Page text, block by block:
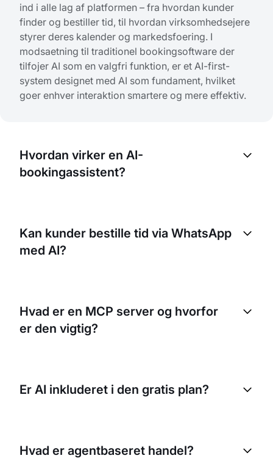
ind i alle lag af platformen – fra hvordan kunder
finder og bestiller tid, til hvordan virksomhedsejere
styrer deres kalender og markedsfoering. I
modsaetning til traditionel bookingsoftware der
tilfojer AI som en valgfri funktion, er et AI-first-
system designet med AI som fundament, hvilket
goer enhver interaktion smartere og mere effektiv.
Hvordan virker en AI-
bookingassistent?
Kan kunder bestille tid via WhatsApp
med AI?
Hvad er en MCP server og hvorfor
er den vigtig?
Er AI inkluderet i den gratis plan?
Hvad er agentbaseret handel?